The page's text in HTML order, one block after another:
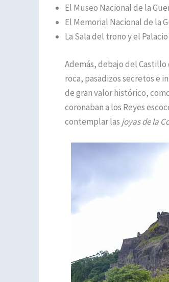
El Museo Nacional de la
El Memorial Nacional de la
La Sala del trono y el
Además, debajo del
roca, pasadizos secretos e
de gran valor histórico,
coronaban a los Reyes
contemplar las joyas de la